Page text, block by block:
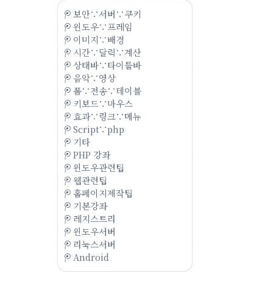
보안∵서버∵쿠키
윈도우∵프레임
이미지∵배경
시간∵달력∵계산
상태바∵타이틀바
음악∵영상
폼∵전송∵테이블
키보드∵마우스
효과∵링크∵메뉴
Script∵php
기타
PHP 강좌
윈도우관련팁
웹관련팁
홈페이지제작팁
기본강좌
레지스트리
윈도우서버
리눅스서버
Android